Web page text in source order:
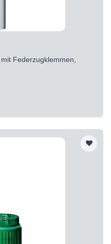
Federzugklemmen,